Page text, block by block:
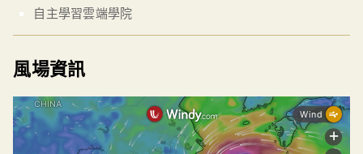
自主學習雲端學院
風場資訊